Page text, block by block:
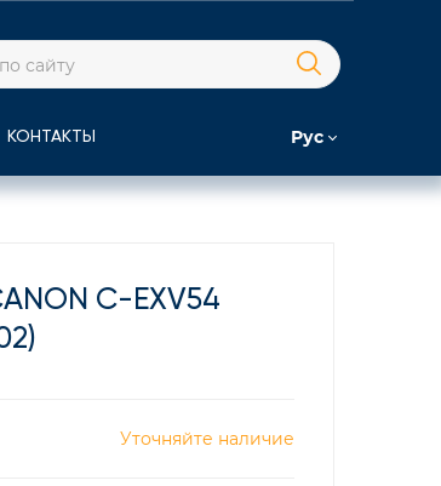
КОНТАКТЫ Рус
C-EXV54
Уточняйте наличие